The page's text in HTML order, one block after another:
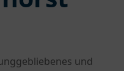
und